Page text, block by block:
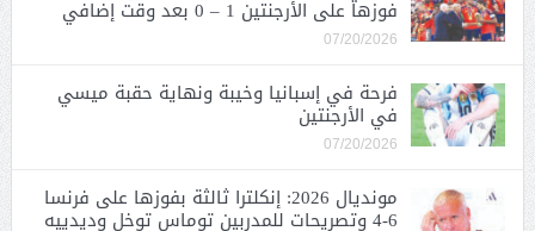
فوزها على الأرجنتين 1 – 0 بعد وقت إضافي
07/20/2026
فرحة في إسبانيا وخيبة ونهاية حقبة ميسي
في الأرجنتين
07/20/2026
مونديال 2026: إنكلترا ثالثة بفوزها على فرنسا
6-4 وتصريحات للمدربين توماس توخل وديدييه